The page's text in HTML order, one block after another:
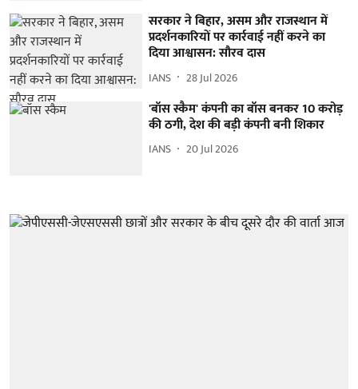
सरकार ने बिहार, असम और राजस्थान में
प्रदर्शनकारियों पर कार्रवाई नहीं करने का
दिया आश्वासन: सौरव दास
IANS 28 Jul 2026
'बॉस स्कैम' कंपनी का बॉस बनकर 10 करोड़
की ठगी, देश की बड़ी कंपनी बनी शिकार
IANS 20 Jul 2026